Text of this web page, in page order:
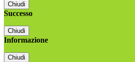
Chiudi
Successo
Chiudi
Informazione
Chiudi